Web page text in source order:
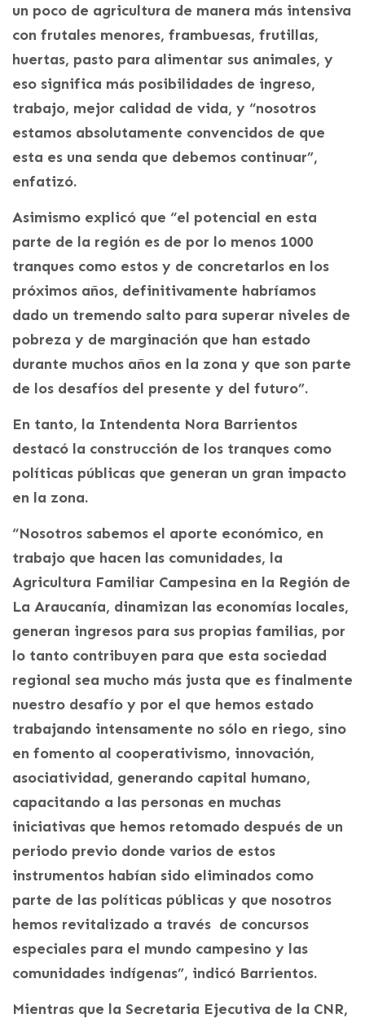
un poco de agricultura de manera más intensiva
con frutales menores, frambuesas, frutillas,
huertas, pasto para alimentar sus animales, y
eso significa más posibilidades de ingreso,
trabajo, mejor calidad de vida, y “nosotros
estamos absolutamente convencidos de que
esta es una senda que debemos continuar”,
enfatizó.
Asimismo explicó que “el potencial en esta
parte de la región es de por lo menos 1000
tranques como estos y de concretarlos en los
próximos años, definitivamente habríamos
dado un tremendo salto para superar niveles de
pobreza y de marginación que han estado
durante muchos años en la zona y que son parte
de los desafíos del presente y del futuro”.
En tanto, la Intendenta Nora Barrientos
destacó la construcción de los tranques como
políticas públicas que generan un gran impacto
en la zona.
“Nosotros sabemos el aporte económico, en
trabajo que hacen las comunidades, la
Agricultura Familiar Campesina en la Región de
La Araucanía, dinamizan las economías locales,
generan ingresos para sus propias familias, por
lo tanto contribuyen para que esta sociedad
regional sea mucho más justa que es finalmente
nuestro desafío y por el que hemos estado
trabajando intensamente no sólo en riego, sino
en fomento al cooperativismo, innovación,
asociatividad, generando capital humano,
capacitando a las personas en muchas
iniciativas que hemos retomado después de un
periodo previo donde varios de estos
instrumentos habían sido eliminados como
parte de las políticas públicas y que nosotros
hemos revitalizado a través de concursos
especiales para el mundo campesino y las
comunidades indígenas”, indicó Barrientos.
Mientras que la Secretaria Ejecutiva de la CNR,